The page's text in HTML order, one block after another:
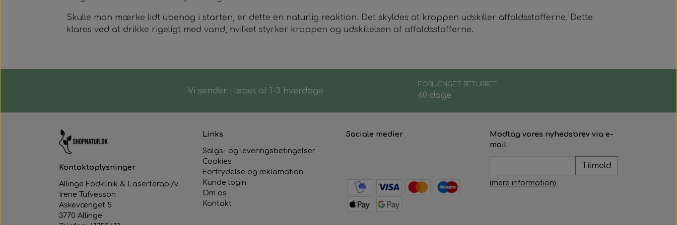
Magnethjerte/magnet til at sætte på tøjet
Skulle man mærke lidt ubehag i starten, er dette en naturlig reaktion. Det skyldes at kroppen udskiller affaldsstofferne. Dette
klares ved at drikke rigeligt med vand, hvilket styrker kroppen og udskillelsen af affaldsstofferne.
Vi sender i løbet af 1-3 hverdage
FORLÆNGET RETURRET
60 dage
Kontaktoplysninger
Allinge Fodklinik & Laserterapi/v
Irene Tufvesson
Askevænget 5
3770 Allinge
Links
Salgs- og leveringsbetingelser
Cookies
Fortrydelse og reklamation
Kunde login
Om os
Kontakt
Sociale medier
Modtag vores nyhedsbrev via e-
mail
Tilmeld
(mere information)